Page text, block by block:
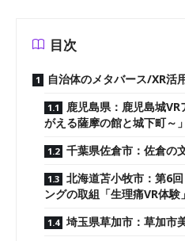
目次
自治体のメタバース/XR活
鹿児島県：鹿児島城
がえる薩摩の館と城下町～」
千葉県佐倉市：佐倉の
北海道苫小牧市：第6
ングの取組「生理痛VR体験」
埼玉県草加市：草加